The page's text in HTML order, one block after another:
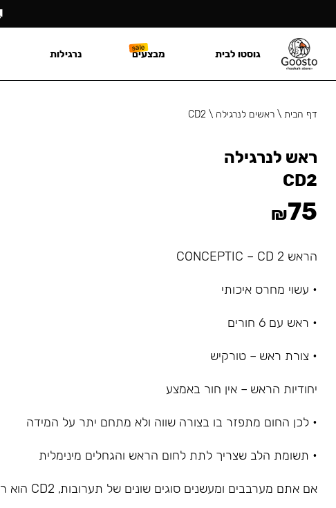
דף הבית\ ראשים לנרגילה \
CD2
ראש לנרגילה
CD2
₪75
הראש CONCEPTIC – CD 2
• עשוי מחרס איכותי
• ראש עם 6 חורים
• צורת ראש – טורקיש
יחודיות הראש – אין חור באמצע
• לכן החום מתפזר בו בצורה שווה ולא מתחם יתר על המידה
• תשומת הלב שצריך לתת לחום הראש והגחלים מינימלית
אם אתם מערבבים ומעשנים סוגים שונים של תערובות, CD2 הוא ראש בשבילכם
גוסטו לבית מבצעים נרגילות